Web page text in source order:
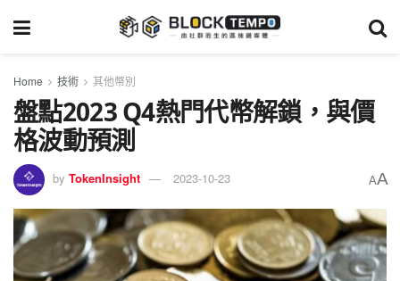
Home 技術 其他幣別
盤點2023 Q4熱門代幣解鎖，與價
格波動預測
by TokenInsight 2023-10-23 AA